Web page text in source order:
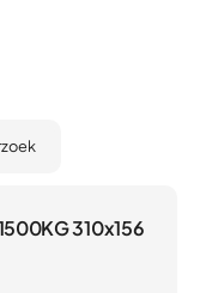
310x156